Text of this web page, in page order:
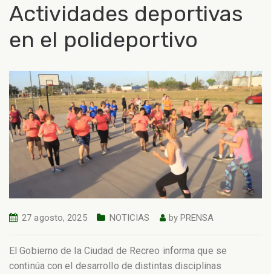
Actividades deportivas
en el polideportivo
27 agosto, 2025 NOTICIAS by PRENSA
El Gobierno de la Ciudad de Recreo informa que se
continúa con el desarrollo de distintas disciplinas